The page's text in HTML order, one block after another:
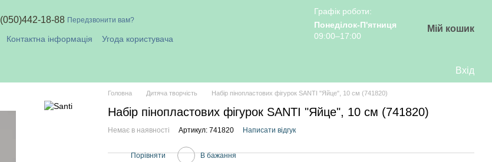
(050)442-18-88 Передзвонити вам?
Контактна інформація
Угода користувача
Графік роботи:
Понеділок-П'ятниця
09:00–17:00
Мій кошик
Вхід
Головна Дитяча творчість Набір пінопластових фігурок SANTI "Яйце", 10 см (741820)
Набір пінопластових фігурок SANTI "Яйце", 10 см (741820)
Немає в наявності Артикул: 741820 Написати відгук
Порівняти В бажання